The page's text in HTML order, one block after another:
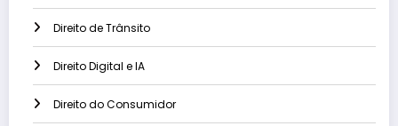
Direito de Trânsito
Direito Digital e IA
Direito do Consumidor